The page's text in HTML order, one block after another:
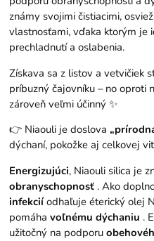
známy svojimi čistiacimi,
vlastnosťami, vďaka ktorým je
prechladnutí a oslabenia.
Získava sa z listov a vetvičiek
príbuzný čajovníku – no oproti
zároveň veľmi účinný ✨
👉 Niaouli je doslova
dýchaní, pokožke aj celkovej
Energizujúci, Niaouli silica je
obranyschopnosť . Ako
infekcií odhaľuje éterický olej
pomáhavoľnému dýchaniu .
užitočný na podporu